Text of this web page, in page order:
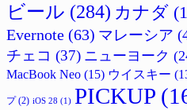
ビール (284) カナダ
Evernote (63) マレーシア
チェコ (37) ニューヨーク
MacBook Neo (15) ウイスキー
プ(2) iOS 28 (1) PICKUP